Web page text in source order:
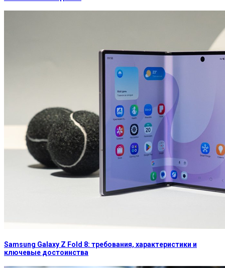
Samsung Galaxy Z Fold 8: требования, характеристики и
ключевые достоинства